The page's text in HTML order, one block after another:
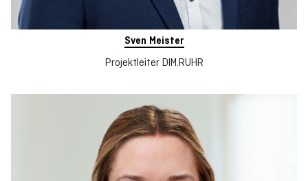
Sven Meister
Projektleiter DIM.RUHR